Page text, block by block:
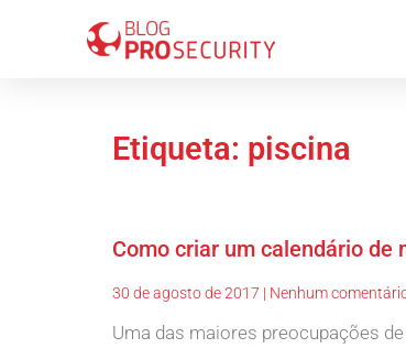
Etiqueta: piscina
Como criar um calendário de
30 de agosto de 2017 Nenhum
Uma das maiores preocupações